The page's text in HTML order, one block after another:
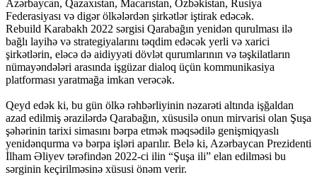
Azərbaycan, Qazaxıstan, Macarıstan, Özbəkistan, Rusiya
Federasiyası və digər ölkələrdən şirkətlər iştirak edəcək.
Rebuild Karabakh 2022 sərgisi Qarabağın yenidən qurulması ilə
bağlı layihə və strategiyalarını təqdim edəcək yerli və xarici
şirkətlərin, eləcə də aidiyyəti dövlət qurumlarının və təşkilatların
nümayəndələri arasında işgüzar dialoq üçün kommunikasiya
platforması yaratmağa imkan verəcək.
Qeyd edək ki, bu gün ölkə rəhbərliyinin nəzarəti altında işğaldan
azad edilmiş ərazilərdə Qarabağın, xüsusilə onun mirvarisi olan Şuşa
şəhərinin tarixi simasını bərpa etmək məqsədilə genişmiqyaslı
yenidənqurma və bərpa işləri aparılır. Belə ki, Azərbaycan Prezidenti
İlham Əliyev tərəfindən 2022-ci ilin “Şuşa ili” elan edilməsi bu
sərginin keçirilməsinə xüsusi önəm verir.